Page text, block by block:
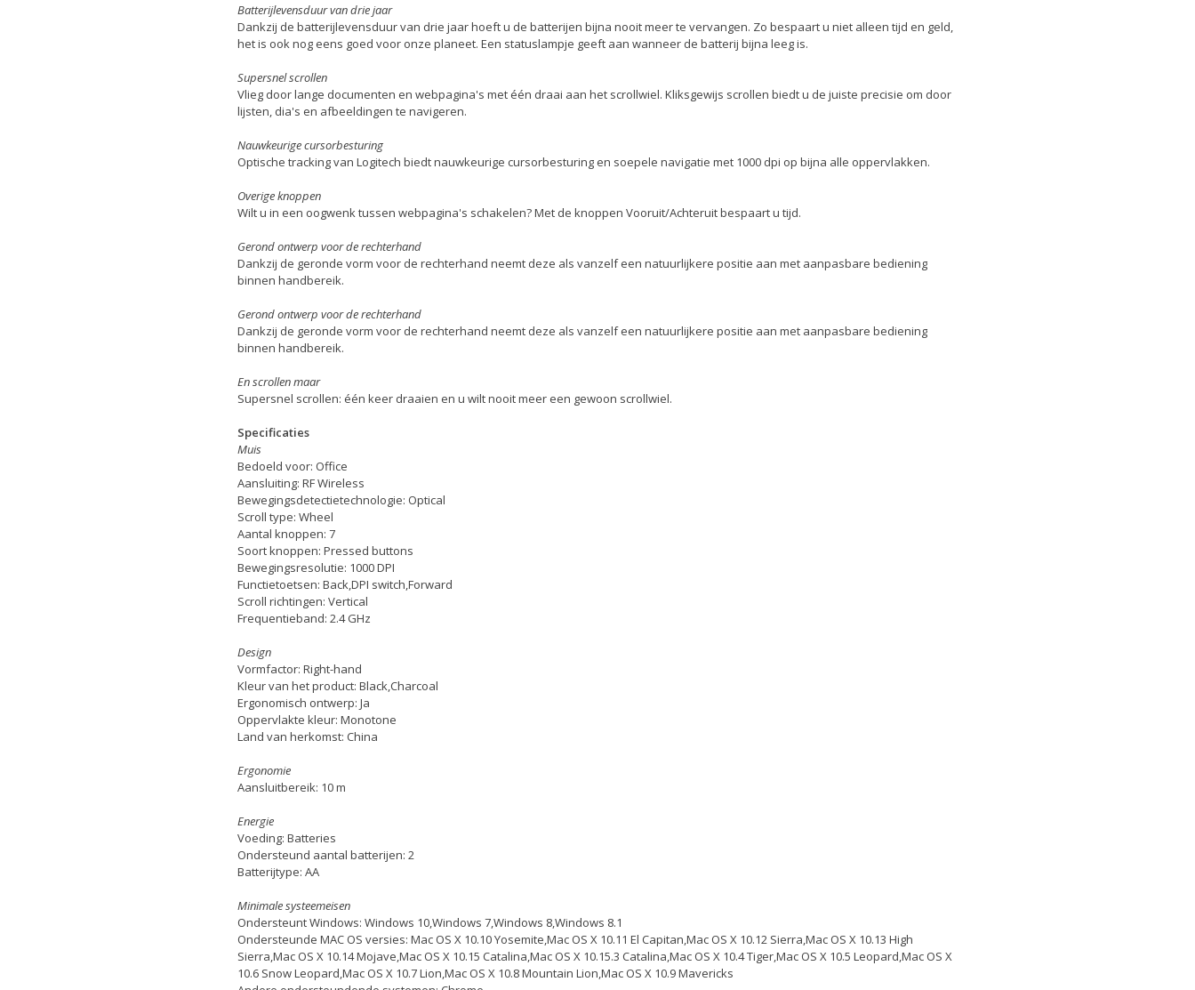
Batterijlevensduur van drie jaar
Dankzij de batterijlevensduur van drie jaar hoeft u de batterijen bijna nooit meer te vervangen. Zo bespaart u niet alleen tijd en geld,
het is ook nog eens goed voor onze planeet. Een statuslampje geeft aan wanneer de batterij bijna leeg is.
Supersnel scrollen
Vlieg door lange documenten en webpagina's met één draai aan het scrollwiel. Kliksgewijs scrollen biedt u de juiste precisie om door
lijsten, dia's en afbeeldingen te navigeren.
Nauwkeurige cursorbesturing
Optische tracking van Logitech biedt nauwkeurige cursorbesturing en soepele navigatie met 1000 dpi op bijna alle oppervlakken.
Overige knoppen
Wilt u in een oogwenk tussen webpagina's schakelen? Met de knoppen Vooruit/Achteruit bespaart u tijd.
Gerond ontwerp voor de rechterhand
Dankzij de geronde vorm voor de rechterhand neemt deze als vanzelf een natuurlijkere positie aan met aanpasbare bediening
binnen handbereik.
Gerond ontwerp voor de rechterhand
Dankzij de geronde vorm voor de rechterhand neemt deze als vanzelf een natuurlijkere positie aan met aanpasbare bediening
binnen handbereik.
En scrollen maar
Supersnel scrollen: één keer draaien en u wilt nooit meer een gewoon scrollwiel.
Specificaties
Muis
Bedoeld voor: Office
Aansluiting: RF Wireless
Bewegingsdetectietechnologie: Optical
Scroll type: Wheel
Aantal knoppen: 7
Soort knoppen: Pressed buttons
Bewegingsresolutie: 1000 DPI
Functietoetsen: Back,DPI switch,Forward
Scroll richtingen: Vertical
Frequentieband: 2.4 GHz
Design
Vormfactor: Right-hand
Kleur van het product: Black,Charcoal
Ergonomisch ontwerp: Ja
Oppervlakte kleur: Monotone
Land van herkomst: China
Ergonomie
Aansluitbereik: 10 m
Energie
Voeding: Batteries
Ondersteund aantal batterijen: 2
Batterijtype: AA
Minimale systeemeisen
Ondersteunt Windows: Windows 10,Windows 7,Windows 8,Windows 8.1
Ondersteunde MAC OS versies: Mac OS X 10.10 Yosemite,Mac OS X 10.11 El Capitan,Mac OS X 10.12 Sierra,Mac OS X 10.13 High
Sierra,Mac OS X 10.14 Mojave,Mac OS X 10.15 Catalina,Mac OS X 10.15.3 Catalina,Mac OS X 10.4 Tiger,Mac OS X 10.5 Leopard,Mac OS X
10.6 Snow Leopard,Mac OS X 10.7 Lion,Mac OS X 10.8 Mountain Lion,Mac OS X 10.9 Mavericks